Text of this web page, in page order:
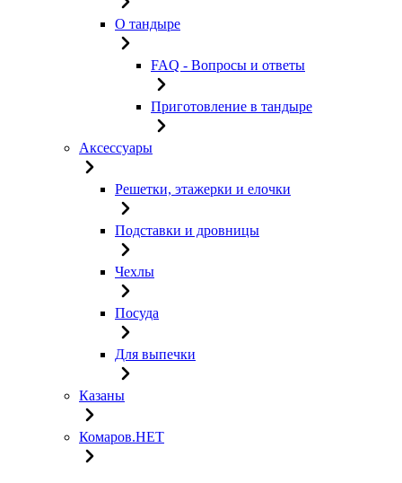
О тандыре
FAQ - Вопросы и ответы
Приготовление в тандыре
Аксессуары
Решетки, этажерки и елочки
Подставки и дровницы
Чехлы
Посуда
Для выпечки
Казаны
Комаров.НЕТ